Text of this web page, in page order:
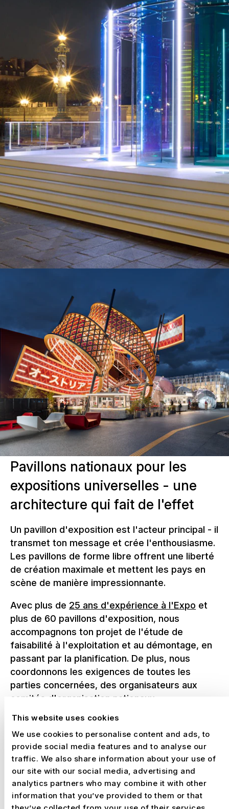
This website uses cookies
We use cookies to personalise content and ads, to
provide social media features and to analyse our
traffic. We also share information about your use of
our site with our social media, advertising and
analytics partners who may combine it with other
information that you’ve provided to them or that
Pavillons nationaux pour les
expositions universelles - une
architecture qui fait de l'effet
Un pavillon d'exposition est l'acteur principal - il
transmet ton message et crée l'enthousiasme.
Les pavillons de forme libre offrent une liberté
de création maximale et mettent les pays en
scène de manière impressionnante.
Avec plus de 25 ans d'expérience à l'Expo et
plus de 60 pavillons d'exposition, nous
accompagnons ton projet de l'étude de
faisabilité à l'exploitation et au démontage, en
passant par la planification. De plus, nous
coordonnons les exigences de toutes les
parties concernées, des organisateurs aux
comités d'organisation nationaux.
Pavillons des sponsors pour les
Jeux Olympiques – Une
présence de marque au
rayonnement international